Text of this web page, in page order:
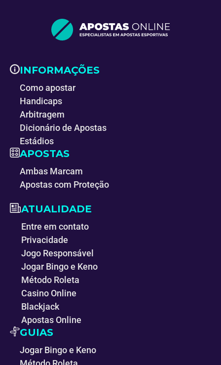
INFORMAÇÕES
Como apostar
Handicaps
Arbitragem
Dicionário de Apostas
Estádios
APOSTAS
Ambas Marcam
Apostas com Proteção
ATUALIDADE
Entre em contato
Privacidade
Jogo Responsável
Jogar Bingo e Keno
Método Roleta
Casino Online
Blackjack
Apostas Online
GUIAS
Jogar Bingo e Keno